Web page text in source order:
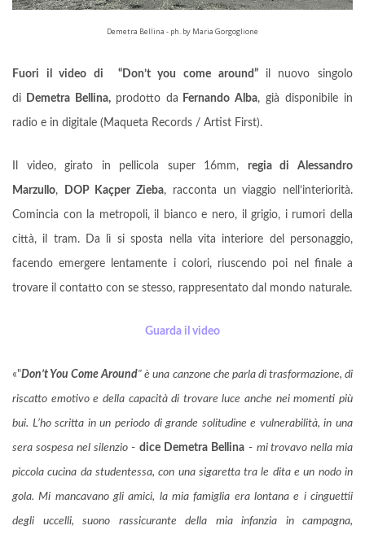
Demetra Bellina - ph. by Maria Gorgoglione
Fuori il video di “Don’t you come around” il nuovo singolo
di Demetra Bellina, prodotto da Fernando Alba, già disponibile in
radio e in digitale (Maqueta Records / Artist First).
Il video, girato in pellicola super 16mm, regia di Alessandro
Marzullo, DOP Kaçper Zieba, racconta un viaggio nell’interiorità.
Comincia con la metropoli, il bianco e nero, il grigio, i rumori della
città, il tram. Da lì si sposta nella vita interiore del personaggio,
facendo emergere lentamente i colori, riuscendo poi nel finale a
trovare il contatto con se stesso, rappresentato dal mondo naturale.
Guarda il video
«"Don’t You Come Around" è una canzone che parla di trasformazione, di
riscatto emotivo e della capacità di trovare luce anche nei momenti più
bui. L’ho scritta in un periodo di grande solitudine e vulnerabilità, in una
sera sospesa nel silenzio-dice Demetra Bellina- mi trovavo nella mia
piccola cucina da studentessa, con una sigaretta tra le dita e un nodo in
gola. Mi mancavano gli amici, la mia famiglia era lontana e i cinguettii
degli uccelli, suono rassicurante della mia infanzia in campagna,